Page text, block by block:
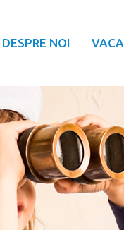
DESPRE NOI